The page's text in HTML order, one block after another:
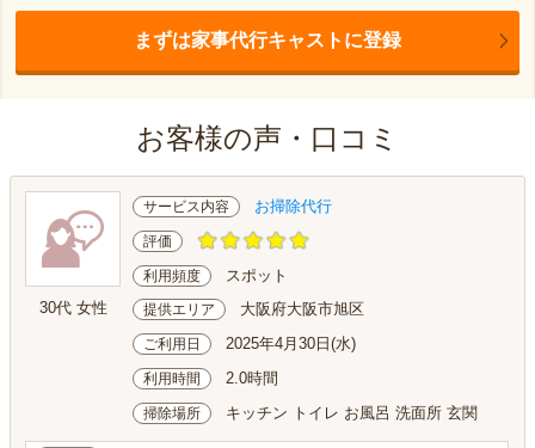
まずは家事代行キャストに登録
お客様の声・口コミ
30代 女性
サービス内容 お掃除代行
評価
利用頻度 スポット
提供エリア 大阪府大阪市旭区
ご利用日 2025年4月30日(水)
利用時間 2.0時間
掃除場所 キッチン トイレ お風呂 洗面所 玄関